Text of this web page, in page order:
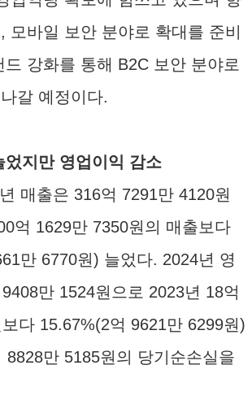
모바일 보안 분야로 확대를 준비
강화를 통해 B2C 보안 분야로
갈 예정이다.
었지만 영업이익 감소
매출은 316억 7291만 4120원
억 1629만 7350원의 매출보다
만 6770원) 늘었다. 2024년 영
만 1524원으로 2023년 18억
다 15.67%(2억 9621만 6299원)
8828만 5185원의 당기순손실을